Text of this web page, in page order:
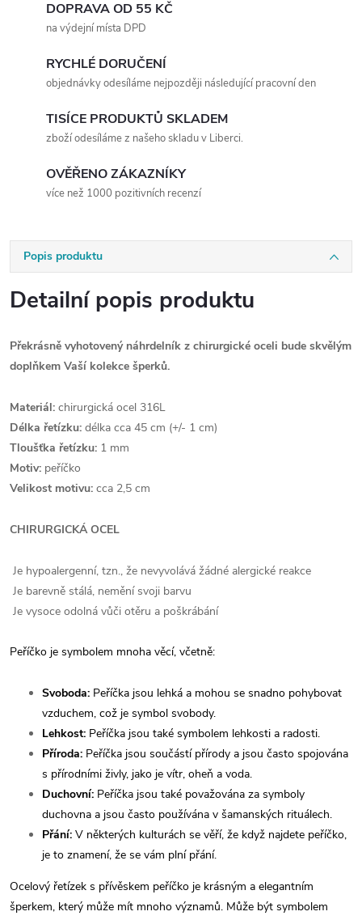
DOPRAVA OD 55 KČ
na výdejní místa DPD
RYCHLÉ DORUČENÍ
objednávky odesíláme nejpozději následující pracovní den
TISÍCE PRODUKTŮ SKLADEM
zboží odesíláme z našeho skladu v Liberci.
OVĚŘENO ZÁKAZNÍKY
více než 1000 pozitivních recenzí
Popis produktu
Detailní popis produktu
Překrásně vyhotovený náhrdelník z chirurgické oceli bude skvělým
doplňkem Vaší kolekce šperků.
Materiál: chirurgická ocel 316L
Délka řetízku: délka cca 45 cm (+/- 1 cm)
Tloušťka řetízku: 1 mm
Motiv: peříčko
Velikost motivu: cca 2,5 cm
CHIRURGICKÁ OCEL
Je hypoalergenní, tzn., že nevyvolává žádné alergické reakce
Je barevně stálá, nemění svoji barvu
Je vysoce odolná vůči otěru a poškrábání
Peříčko je symbolem mnoha věcí, včetně:
Svoboda: Peříčka jsou lehká a mohou se snadno pohybovat
vzduchem, což je symbol svobody.
Lehkost: Peříčka jsou také symbolem lehkosti a radosti.
Příroda: Peříčka jsou součástí přírody a jsou často spojována
s přírodními živly, jako je vítr, oheň a voda.
Duchovní: Peříčka jsou také považována za symboly
duchovna a jsou často používána v šamanských rituálech.
Přání: V některých kulturách se věří, že když najdete peříčko,
je to znamení, že se vám plní přání.
Ocelový řetízek s přívěskem peříčko je krásným a elegantním
šperkem, který může mít mnoho významů. Může být symbolem